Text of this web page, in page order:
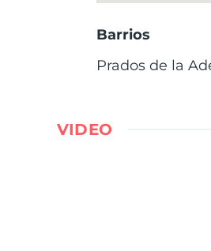
Barrios
Prados de la
VIDEO